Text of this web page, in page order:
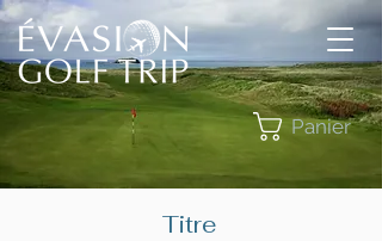
Panier
Titre